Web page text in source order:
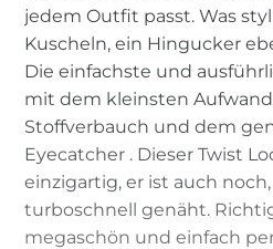
jedem Outfit passt. Was
Kuscheln, ein Hingucker
Die einfachste und
mit dem kleinsten
Stoffverbauch und dem
Eyecatcher . Dieser Twist
einzigartig, er ist auch
turboschnell genäht.
megaschön und einfach